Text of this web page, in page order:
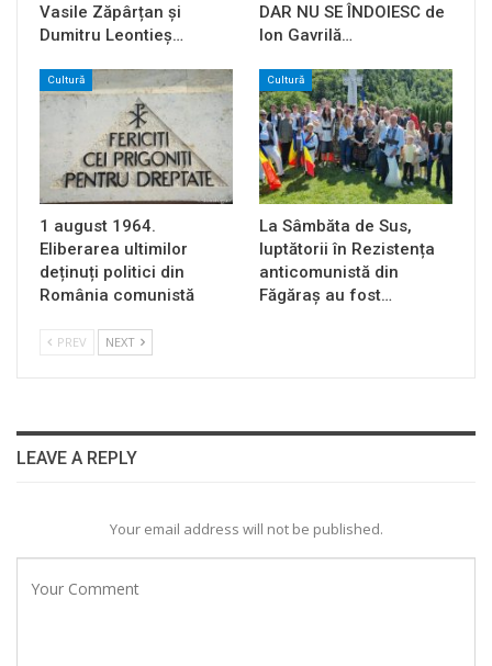
Vasile Zăpârțan și
Dumitru Leontieș…
DAR NU SE ÎNDOIESC de
Ion Gavrilă…
Cultură
1 august 1964.
Eliberarea ultimilor
deținuți politici din
România comunistă
Cultură
La Sâmbăta de Sus,
luptătorii în Rezistența
anticomunistă din
Făgăraș au fost…
PREV NEXT
LEAVE A REPLY
Your email address will not be published.